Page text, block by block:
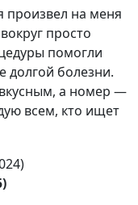
произвел на меня
просто
помогли
долгой болезни.
а номер —
всем, кто ищет